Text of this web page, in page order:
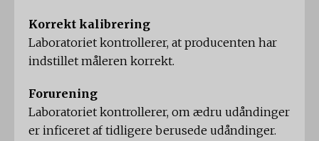
Korrekt kalibrering
Laboratoriet kontrollerer, at producenten har
indstillet måleren korrekt.
Forurening
Laboratoriet kontrollerer, om ædru udåndinger
er inficeret af tidligere berusede udåndinger.